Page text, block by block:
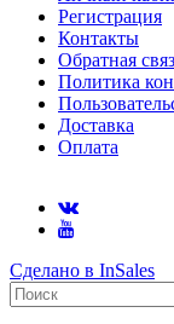
Регистрация
Контакты
Обратная
Политика
Доставка
Оплата
Сделано в InSales